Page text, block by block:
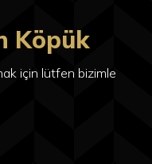
Köpük
için lütfen bizimle